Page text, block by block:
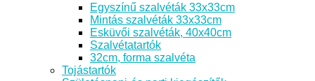
Egyszínű szalvéták 33x33cm
Mintás szalvéták 33x33cm
Esküvői szalvéták, 40x40cm
Szalvétatartók
32cm, forma szalvéta
Tojástartók